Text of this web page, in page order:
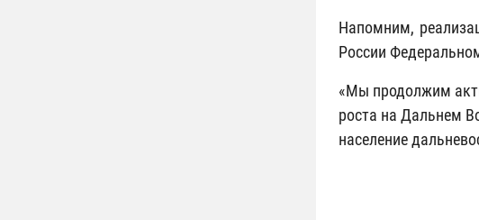
Напомним,
России
«Мы продолжим
роста на Дальнем
население